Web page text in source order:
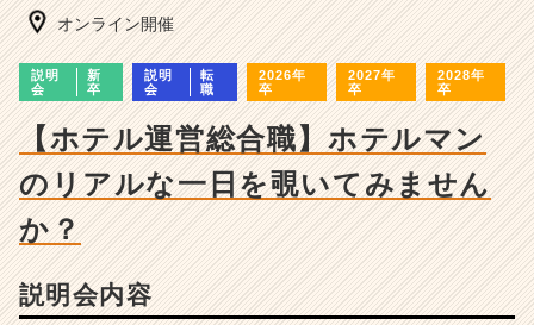
企
業
ら
カ
く
オンライン開催
説明
会
新
卒
説明
会
転
職
2026年
卒
2027年
卒
2028年
卒
【ホテル運営総合職】ホテルマン
のリアルな一日を覗いてみません
か？
説明会内容